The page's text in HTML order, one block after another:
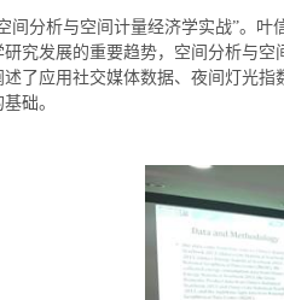
间分析与空间计量经济学实战”。
究发展的重要趋势，空间分析与
了应用社交媒体数据、夜间灯光
础。